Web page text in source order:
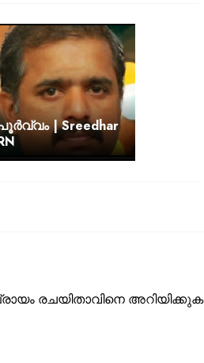
| Sreedhar
രചയിതാവിനെ അറിയിക്കുക